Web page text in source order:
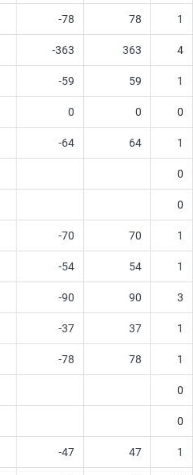
-78 78 1
-363 363 4
-59 59 1
0 0 0
-64 64 1
0
0
-70 70 1
-54 54 1
-90 90 3
-37 37 1
-78 78 1
0
0
-47 47 1